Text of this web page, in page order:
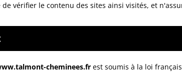
vérifier le contenu des sites ainsi visités, et
cheminees.fr est soumis à la loi